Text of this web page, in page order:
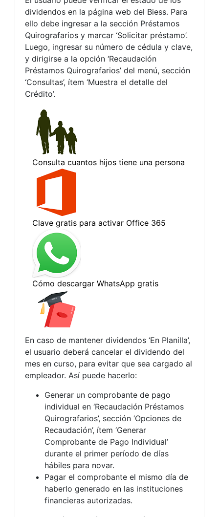
dividendos en la página web del Biess. Para
ello debe ingresar a la sección Préstamos
Quirografarios y marcar ‘Solicitar préstamo’.
Luego, ingresar su número de cédula y clave,
y dirigirse a la opción ‘Recaudación
Préstamos Quirografarios’ del menú, sección
‘Consultas’, ítem ‘Muestra el detalle del
Crédito’.
En caso de mantener dividendos ‘En Planilla’,
el usuario deberá cancelar el dividendo del
mes en curso, para evitar que sea cargado al
empleador. Así puede hacerlo:
Generar un comprobante de pago
individual en ‘Recaudación Préstamos
Quirografarios’, sección ‘Opciones de
Recaudación’, ítem ‘Generar
Comprobante de Pago Individual’
durante el primer período de días
hábiles para novar.
Pagar el comprobante el mismo día de
haberlo generado en las instituciones
financieras autorizadas.